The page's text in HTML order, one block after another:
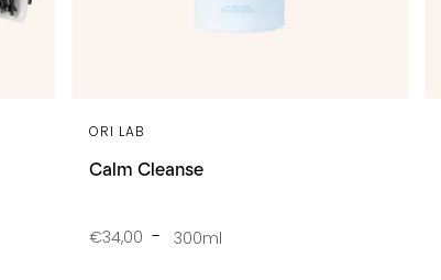
Calm Cleanse
ORI LAB
€34,00 300ml